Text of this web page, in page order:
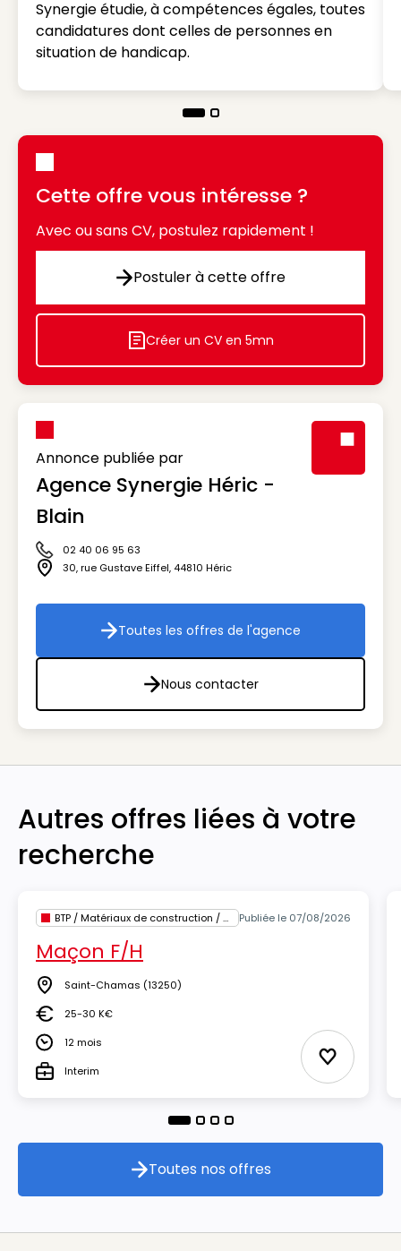
Synergie étudie, à compétences égales, toutes
candidatures dont celles de personnes en
situation de handicap.
Cette offre vous intéresse ?
Avec ou sans CV, postulez rapidement !
Postuler à cette offre
Postuler à cette offre
Icon decorative
Créer un CV en 5mn
Annonce publiée par
Agence Synergie Héric -
Blain
Icône téléphone
02 40 06 95 63
Icône adresse
30, rue Gustave Eiffel, 44810 Héric
Toutes les offres de l'agence
Toutes les offres de l'agence
Nous contacter
Nous contacter
Autres offres liées à votre
recherche
BTP / Matériaux de construction / Architecture Publiée le 07/08/2026
Maçon F/H
Lieu Saint-Chamas (13250)
Salaire25-30 K€
Durée12 mois
TypeInterim Ajouter
Toutes nos offres
Toutes nos offres